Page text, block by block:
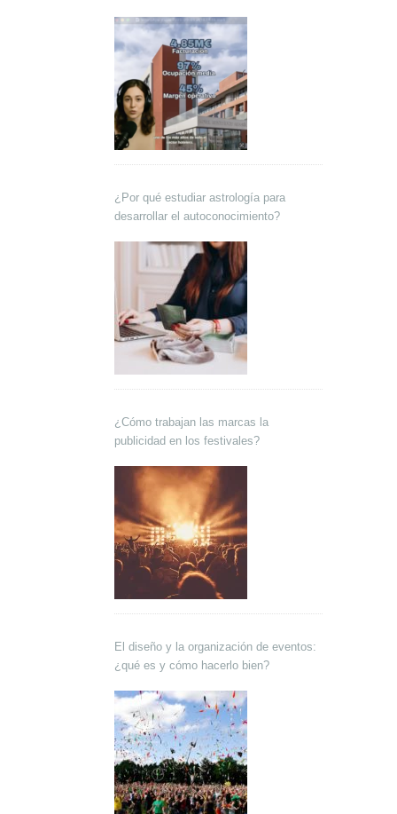
¿Por qué estudiar astrología para
desarrollar el autoconocimiento?
¿Cómo trabajan las marcas la
publicidad en los festivales?
El diseño y la organización de eventos:
¿qué es y cómo hacerlo bien?